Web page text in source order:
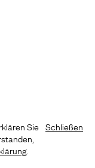
Sie Schließen